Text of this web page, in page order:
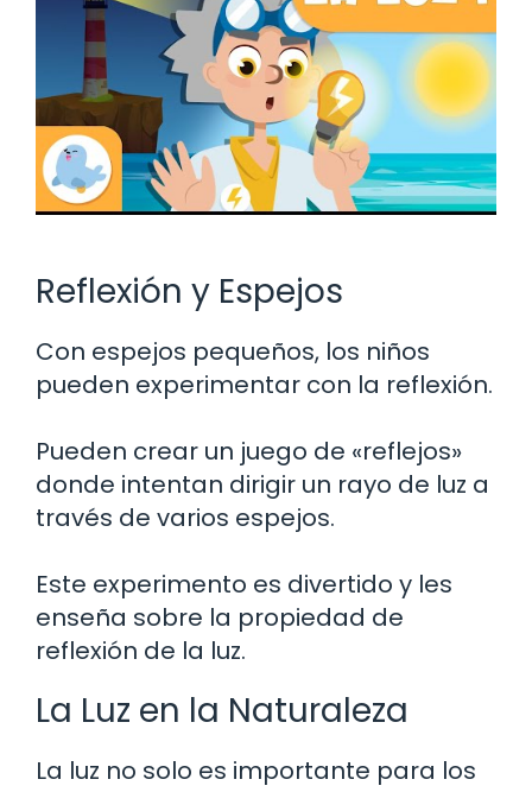
Reflexión y Espejos
Con espejos pequeños, los niños
pueden experimentar con la reflexión.
Pueden crear un juego de «reflejos»
donde intentan dirigir un rayo de luz a
través de varios espejos.
Este experimento es divertido y les
enseña sobre la propiedad de
reflexión de la luz.
La Luz en la Naturaleza
La luz no solo es importante para los